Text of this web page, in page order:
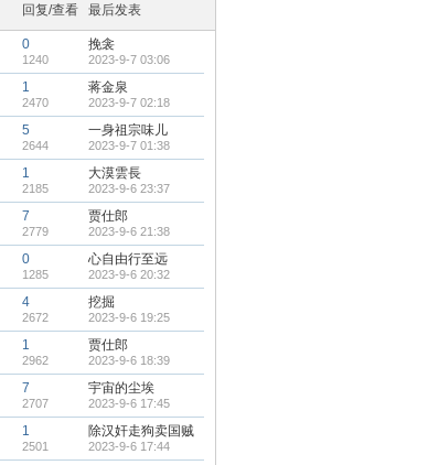
回复/查看 最后发表
0
1240
挽衾
2023-9-7 03:06
1
2470
蒋金泉
2023-9-7 02:18
5
2644
一身祖宗味儿
2023-9-7 01:38
1
2185
大漠雲長
2023-9-6 23:37
7
2779
贾仕郎
2023-9-6 21:38
0
1285
心自由行至远
2023-9-6 20:32
4
2672
挖掘
2023-9-6 19:25
1
2962
贾仕郎
2023-9-6 18:39
7
2707
宇宙的尘埃
2023-9-6 17:45
1
2501
除汉奸走狗卖国贼
2023-9-6 17:44